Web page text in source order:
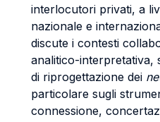
interlocutori privati, a
nazionale e
discute i contesti
analitico-interpretativa,
di riprogettazione dei
particolare sugli
connessione,